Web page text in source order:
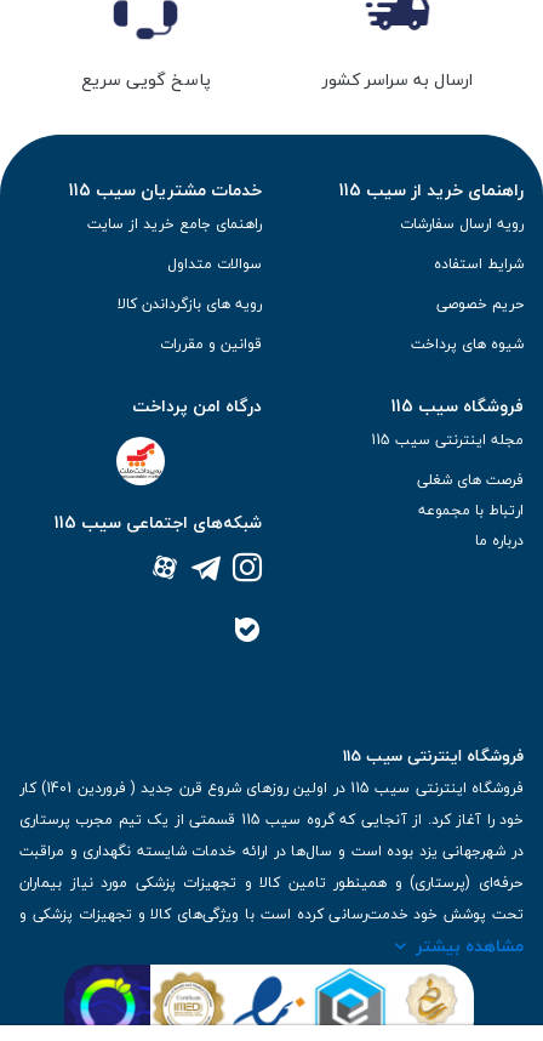
ارسال به سراسر کشور پاسخ گویی سریع
راهنمای خرید از سیب 115
رویه ارسال سفارشات
شرایط استفاده
حریم خصوصی
شیوه های پرداخت
خدمات مشتریان سیب 115
راهنمای جامع خرید از سایت
سوالات متداول
رویه های بازگرداندن کالا
قوانین و مقررات
فروشگاه سیب 115
مجله اینترنتی سیب 115
فرصت های شغلی
ارتباط با مجموعه
درباره ما
درگاه امن پرداخت
شبکه‌های اجتماعی سیب 115
فروشگاه اینترنتی سیب 115
فروشگاه اینترنتی سیب 115 در اولین روزهای شروع قرن جدید ( فروردین 1401) کار
خود را آغاز کرد. از آنجایی که گروه سیب 115 قسمتی از یک تیم مجرب پرستاری
در شهرجهانی یزد بوده است و سال‌ها در ارائه خدمات شایسته نگهداری و مراقبت
حرفه‌ای (پرستاری) و همینطور تامین کالا و تجهیزات پزشکی مورد نیاز بیماران
تحت پوشش خود خدمت‌رسانی کرده است با ویژگی‌های کالا و تجهیزات پزشکی و
برترین برندهای موجود در بازار اطلاعات بسیار ارزشمندی را دارا می‌باشد
| تلفن تماس : 36333383-035 | ایمیل: Info@Sib115.com
مشاهده بیشتر